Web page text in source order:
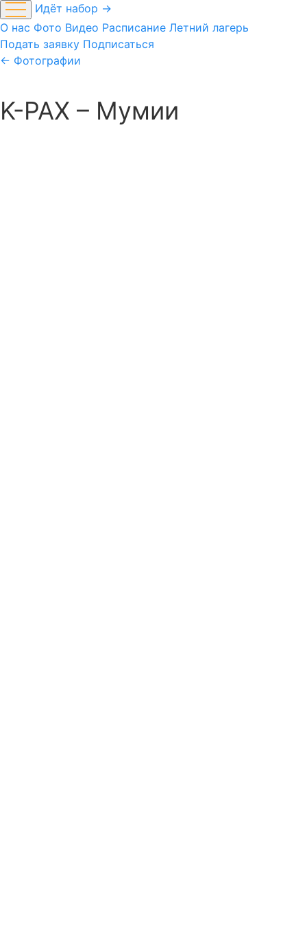
Skip
to
content
Идёт набор →
О нас Фото Видео Расписание Летний лагерь
Подать заявку Подписаться
← Фотографии
K-PAX – Мумии